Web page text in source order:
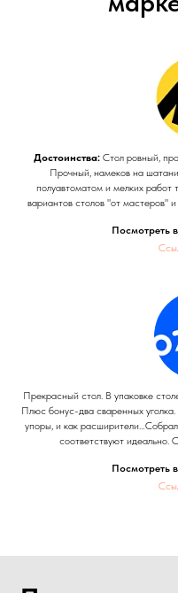
Достоинства:Стол ровный,
Прочный, намеков на
полуавтоматом и мелких работ
вариантов столов "от мастеров"
Посмотреть
Прекрасный стол. В упаковке
Плюс бонус-два сваренных
упоры, и как
соответствуют идеально.
Посмотреть